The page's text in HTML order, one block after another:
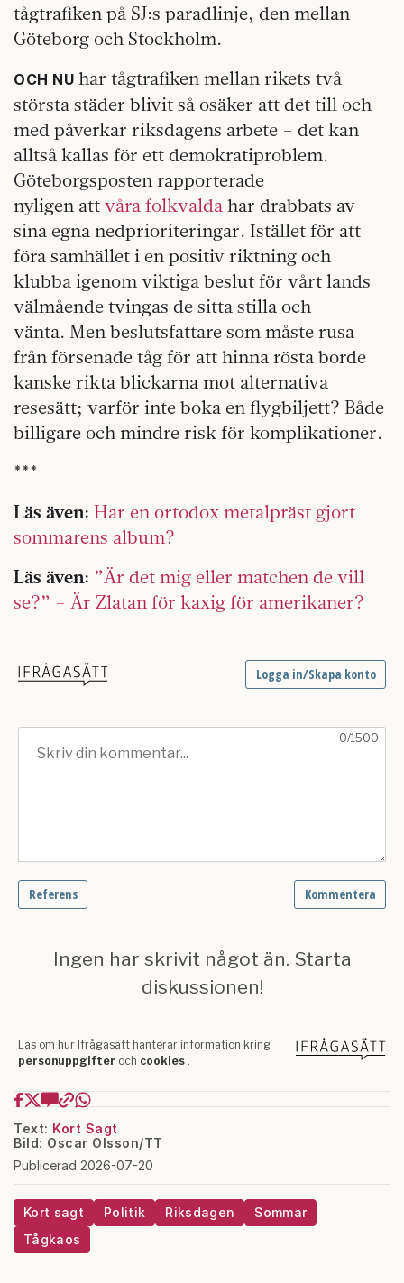
tågtrafiken på SJ:s paradlinje, den mellan
Göteborg och Stockholm.
OCH NU har tågtrafiken mellan rikets två
största städer blivit så osäker att det till och
med påverkar riksdagens arbete – det kan
alltså kallas för ett demokratiproblem.
Göteborgsposten rapporterade
nyligen att våra folkvalda har drabbats av
sina egna nedprioriteringar. Istället för att
föra samhället i en positiv riktning och
klubba igenom viktiga beslut för vårt lands
välmående tvingas de sitta stilla och
vänta. Men beslutsfattare som måste rusa
från försenade tåg för att hinna rösta borde
kanske rikta blickarna mot alternativa
resesätt; varför inte boka en flygbiljett? Både
billigare och mindre risk för komplikationer.
***
Läs även: Har en ortodox metalpräst gjort
sommarens album?
Läs även: ”Är det mig eller matchen de vill
se?” – Är Zlatan för kaxig för amerikaner?
Text: Kort Sagt
Bild: Oscar Olsson/TT
Publicerad 2026-07-20
Kort sagt Politik Riksdagen
Sommar
Tågkaos